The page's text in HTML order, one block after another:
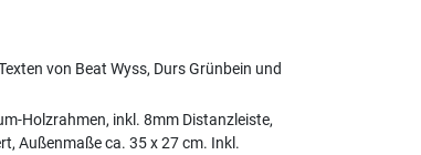
von Beat Wyss, Durs Grünbein und
Holzrahmen, inkl. 8mm Distanzleiste,
Außenmaße ca. 35 x 27 cm. Inkl.